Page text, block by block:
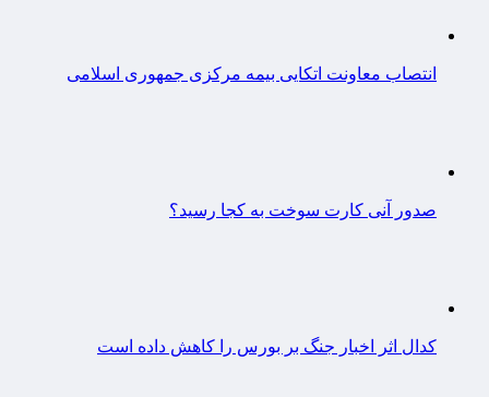
انتصاب معاونت اتکایی بیمه مرکزی جمهوری اسلامی
صدور آنی کارت سوخت به کجا رسید؟
کدال اثر اخبار جنگ بر بورس را کاهش داده است